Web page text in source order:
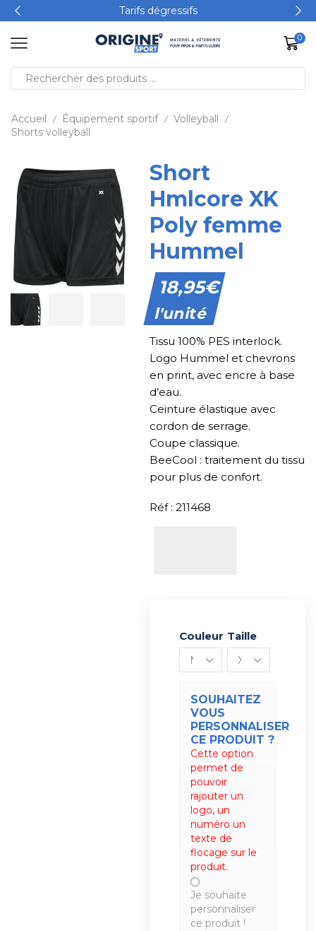
Tarifs dégressifs
0
Accueil / Équipement sportif / Volleyball /
Shorts volleyball
Short
Hmlcore XK
Poly femme
Hummel
18,95€
l'unité
Tissu 100% PES interlock.
Logo Hummel et chevrons
en print, avec encre à base
d’eau.
Ceinture élastique avec
cordon de serrage.
Coupe classique.
BeeCool : traitement du tissu
pour plus de confort.
Réf : 211468
Couleur Taille
SOUHAITEZ
VOUS
PERSONNALISER
CE PRODUIT ?
Cette option
permet de
pouvoir
rajouter un
logo, un
numéro un
texte de
flocage sur le
produit.
Je souhaite
personnaliser
ce produit !
Alternative: